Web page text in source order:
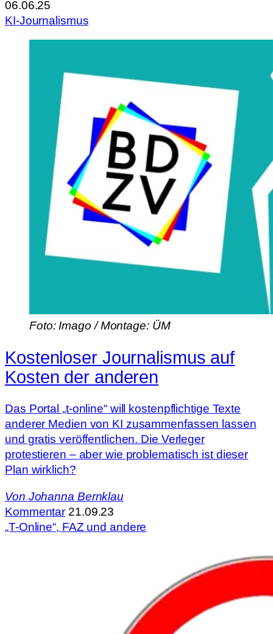
06.06.25
KI-Journalismus
Foto: Imago / Montage: ÜM
Kostenloser Journalismus auf
Kosten der anderen
Das Portal „t-online“ will kostenpflichtige Texte
anderer Medien von KI zusammenfassen lassen
und gratis veröffentlichen. Die Verleger
protestieren – aber wie problematisch ist dieser
Plan wirklich?
Von Johanna Bernklau
Kommentar 21.09.23
„T-Online“, FAZ und andere